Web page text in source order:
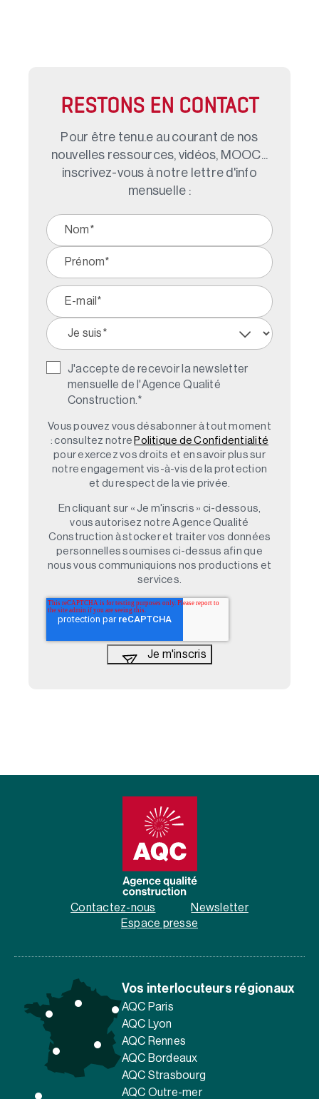
RESTONS EN CONTACT
Pour être tenu.e au courant de nos
nouvelles ressources, vidéos, MOOC...
inscrivez-vous à notre lettre d'info
mensuelle :
J'accepte de recevoir la newsletter
mensuelle de l'Agence Qualité
Construction. *
Vous pouvez vous désabonner à tout moment
: consultez notre Politique de Confidentialité
pour exercez vos droits et en savoir plus sur
notre engagement vis-à-vis de la protection
et du respect de la vie privée.
En cliquant sur « Je m'inscris » ci-dessous,
vous autorisez notre Agence Qualité
Construction à stocker et traiter vos données
personnelles soumises ci-dessus afin que
nous vous communiquions nos productions et
services.
Contactez-nous
Newsletter
Espace presse
Vos interlocuteurs régionaux
AQC Paris
AQC Lyon
AQC Rennes
AQC Bordeaux
AQC Strasbourg
AQC Outre-mer